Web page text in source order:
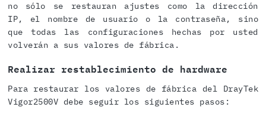
no sólo se restauran ajustes como la dirección
IP, el nombre de usuario o la contraseña, sino
que todas las configuraciones hechas por usted
volverán a sus valores de fábrica.
Realizar restablecimiento de hardware
Para restaurar los valores de fábrica del DrayTek
Vigor2500V debe seguir los siguientes pasos: